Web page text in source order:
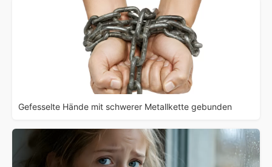
Gefesselte Hände mit schwerer Metallkette gebunden